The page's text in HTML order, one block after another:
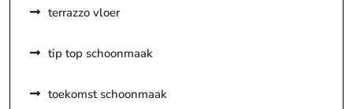
terrazzo vloer
tip top schoonmaak
toekomst schoonmaak